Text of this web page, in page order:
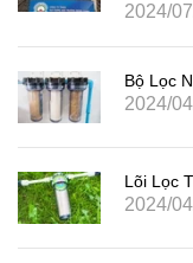
2024/
Bộ Lọc
2024/
Lõi Lọc
2024/